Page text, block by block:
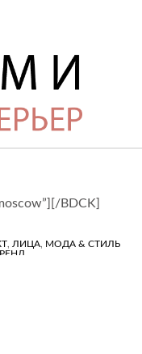
BDCK]
, ЛИЦА, МОДА & СТИЛЬ